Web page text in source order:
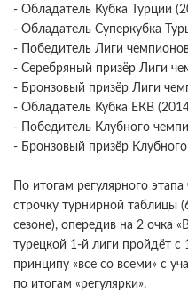
- Обладатель Кубка Турции
- Обладатель Суперкубка
- Победитель Лиги
- Серебряный призёр Лиги
- Бронзовый призёр Лиги
- Обладатель Кубка ЕКВ
- Победитель Клубного
- Бронзовый призёр
По итогам регулярного
строчку турнирной таблицы
сезоне), опередив на 2 очка
турецкой 1-й лиги пройдёт с
принципу «все со всеми» с
по итогам «регулярки».